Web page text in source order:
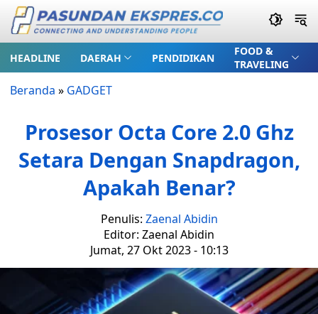
HEADLINE DAERAH PENDIDIKAN
FOOD &
TRAVELING
Beranda » GADGET
Prosesor Octa Core 2.0 Ghz
Setara Dengan Snapdragon,
Apakah Benar?
Penulis: Zaenal Abidin
Editor: Zaenal Abidin
Jumat, 27 Okt 2023 - 10:13